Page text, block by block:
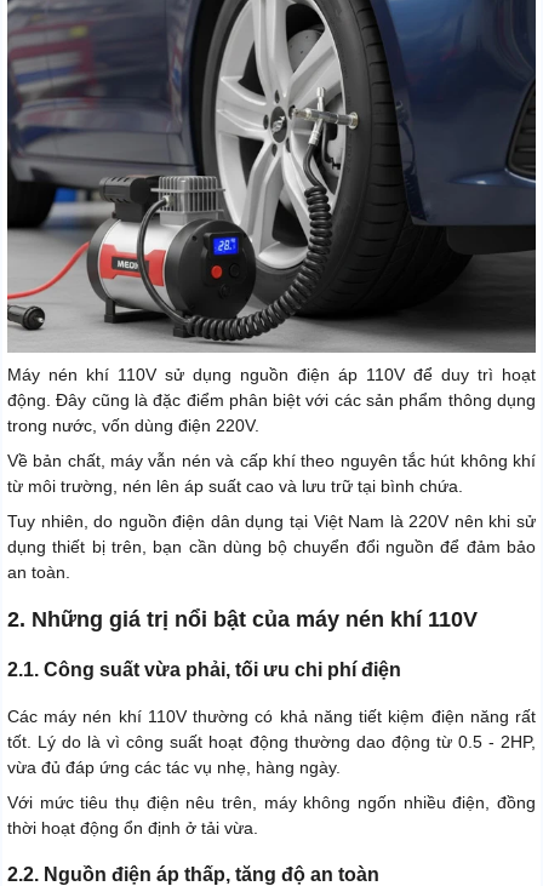
Máy nén khí 110V sử dụng nguồn điện áp 110V để duy trì hoạt
động. Đây cũng là đặc điểm phân biệt với các sản phẩm thông dụng
trong nước, vốn dùng điện 220V.
Về bản chất, máy vẫn nén và cấp khí theo nguyên tắc hút không khí
từ môi trường, nén lên áp suất cao và lưu trữ tại bình chứa.
Tuy nhiên, do nguồn điện dân dụng tại Việt Nam là 220V nên khi sử
dụng thiết bị trên, bạn cần dùng bộ chuyển đổi nguồn để đảm bảo
an toàn.
2. Những giá trị nổi bật của máy nén khí 110V
2.1. Công suất vừa phải, tối ưu chi phí điện
Các máy nén khí 110V thường có khả năng tiết kiệm điện năng rất
tốt. Lý do là vì công suất hoạt động thường dao động từ 0.5 - 2HP,
vừa đủ đáp ứng các tác vụ nhẹ, hàng ngày.
Với mức tiêu thụ điện nêu trên, máy không ngốn nhiều điện, đồng
thời hoạt động ổn định ở tải vừa.
2.2. Nguồn điện áp thấp, tăng độ an toàn